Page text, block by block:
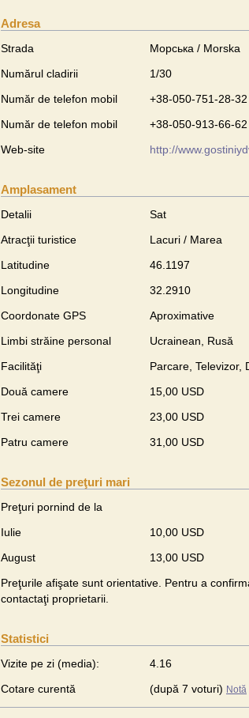
Adresa
Strada
Морська / Morska
Numărul cladirii
1/30
Număr de telefon mobil
+38-050-751-28-32
Număr de telefon mobil
+38-050-913-66-62
Web-site
http://
Amplasament
Detalii
Sat
Atracţii turistice
Lacuri / Marea
Latitudine
46.1197
Longitudine
32.2910
Coordonate GPS
Aproximative
Limbi străine personal
Ucrainean, Rusă
Facilităţi
Parcare, Televizor,
Două camere
15,00 USD
Trei camere
23,00 USD
Patru camere
31,00 USD
Sezonul de preţuri mari
Preţuri pornind de la
Iulie
10,00 USD
August
13,00 USD
Preţurile afişate sunt orientative. Pentru a
contactaţi proprietarii.
Statistici
Vizite pe zi (media):
4.16
Cotare curentă
(după 7 voturi) Notă